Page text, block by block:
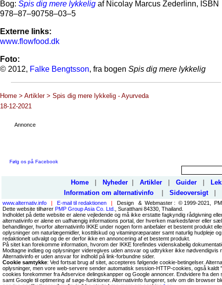
Bog: Spis dig mere lykkelig af Nicolay Marcus Zederlinn, ISBN
978–87–90758–03–5
Externe links:
www.flowfood.dk
Foto:
© 2012, Falke Bengtsson, fra bogen Spis dig mere lykkelig
Home > Artikler > Spis dig mere lykkelig - Ayurveda
18-12-2021
Annonce
Følg os på Facebook
Home Nyheder Artikler Guider
Information om alternativinfo
Sideoversigt
www.alternativ.info | E-mail til redaktionen | Design & Webmaster : © 1999-2021,
Dette website tilhører PMP Group Asia Co. Ltd.
, Suratthani 84330, Thailand.
Indholdet på dette website er alene vejledende og må ikke erstatte fagkyndig rådgivning
alternativinfo er alene en uafhængig informations portal, der hverken markedsfører eller
behandlinger, hvorfor alternativinfo IKKE under nogen form anbefaler et bestemt produkt
oplysninger om naturlægemidler, kosttilskud og vitaminpræparater samt naturlig hudpleje
redaktionelt udvalgt og de er derfor ikke en annoncering af et bestemt produkt.
På sitet kan forekomme information, hvorom der IKKE forefindes videnskabelig
Modtagne indlæg og oplysninger videregives uden ansvar og udtrykker ikke nødvendigvis
Alternativinfo er uden ansvar for indhold på link-forbundne sider.
Cookie samtykke: Ved fortsat brug af sitet, accepteres følgende cookie-betingelser.
oplysninger, men vore web-servere sender automatisk session-HTTP-cookies, også kaldt
cookies forekommer fra Adservice delingskanpper og Google annoncer. Endvidere fra den
samt Google til optimering af søge-funktioner. Alternativinfo fungerer, selv om din browser